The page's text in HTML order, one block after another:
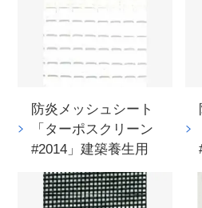
防炎メッシュシート
「ターポスクリーン
#2014」建築養生用